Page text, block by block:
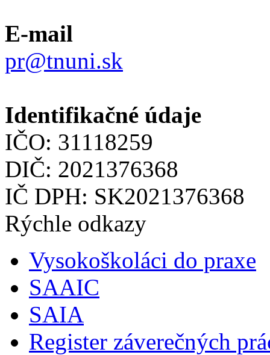
E-mail
pr@tnuni.sk
Identifikačné údaje
IČO: 31118259
DIČ: 2021376368
IČ DPH: SK2021376368
Rýchle odkazy
Vysokoškoláci do praxe
SAAIC
SAIA
Register záverečných